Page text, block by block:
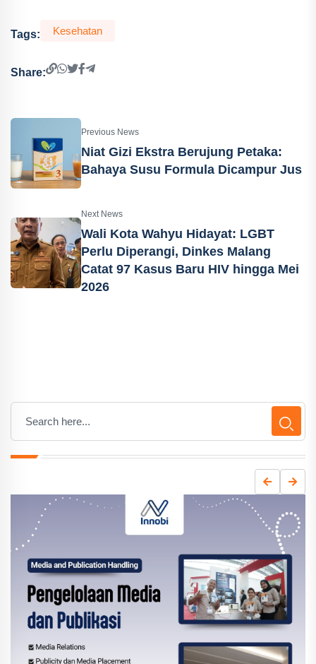
Tags: Kesehatan
Share:
Previous News
Niat Gizi Ekstra Berujung Petaka:
Bahaya Susu Formula Dicampur Jus
Next News
Wali Kota Wahyu Hidayat: LGBT
Perlu Diperangi, Dinkes Malang
Catat 97 Kasus Baru HIV hingga Mei
2026